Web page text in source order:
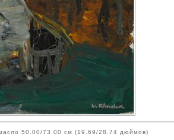
50.00/73.00 см (19.69/28.74 дюймов)